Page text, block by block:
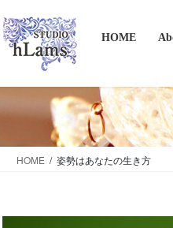
HOME
HOME 姿勢はあなたの生き方